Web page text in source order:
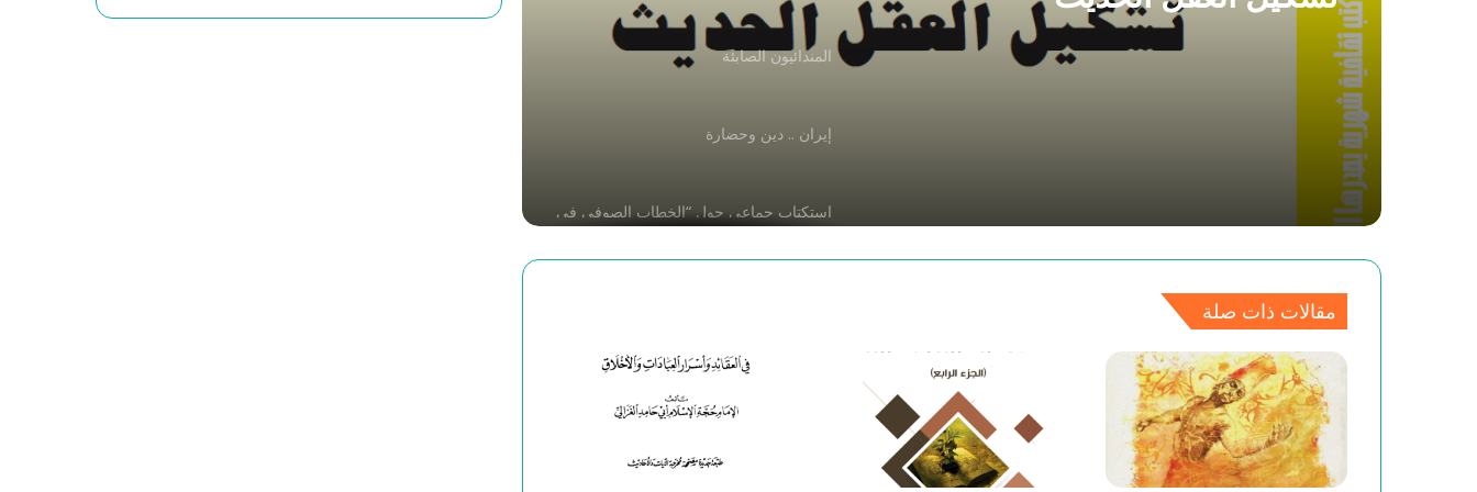
المندائيون الصابئة
إيران .. دين وحضارة
استكتاب جماعي حول “الخطاب الصوفي في
الفكر الإنساني”
أوجز السير لخير البشر
مقالات ذات صلة